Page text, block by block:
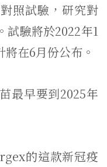
照試驗，研究對
試驗將於2022年1
在6月份公布。
最早要到2025年
的這款新冠疫